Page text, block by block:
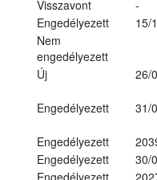
Visszavont
-
Engedélyezett
15/
Nem
engedélyezett
Új
26/
Engedélyezett 31/
Engedélyezett
Engedélyezett
30/